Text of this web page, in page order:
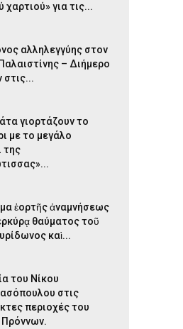
χαρτιού» για τις...
αλληλεγγύης στον
– Διήμερο
γιορτάζουν το
με το μεγάλο
της
ἑορτῆς ἀναμνήσεως
θαύματος τοῦ
καὶ...
του Νίκου
στις
περιοχές του
Πρόννων.